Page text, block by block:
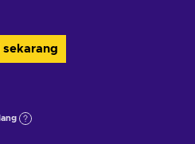
sekarang